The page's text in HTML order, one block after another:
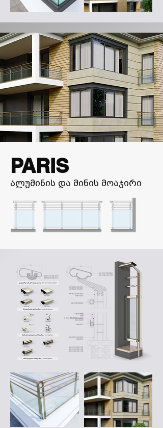
PARIS
ალუმინის და მინის მოაჯირი